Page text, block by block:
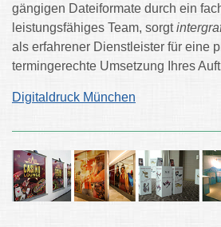
gängigen Dateiformate durch ein
leistungsfähiges Team, sorgt
als erfahrener Dienstleister für eine
termingerechte Umsetzung Ihres
Digitaldruck München